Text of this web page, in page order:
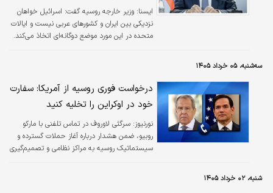
ايسنا: وزیر خارجه روسیه گفت: اسرائیل خواهان
نزدیکی بین ایران و کشورهای عربی نیست و ایالات
متحده در این مورد موضع دوگانه‌ای اتخاذ می‌کند.
سه‌شنبه، ۰۵ خرداد ۱۴۰۵
درخواست فوری روسیه از آمریکا: سفارت
خود در اوکراین را تخلیه کنید
نورنیوز: سرگئی لاوروف در تماس تلفنی با مارکو
روبیو، ضمن هشدار درباره آغاز حملات گسترده و
سیستماتیک روسیه به مراکز نظامی و تصمیم‌گیری
شنبه، ۰۲ خرداد ۱۴۰۵